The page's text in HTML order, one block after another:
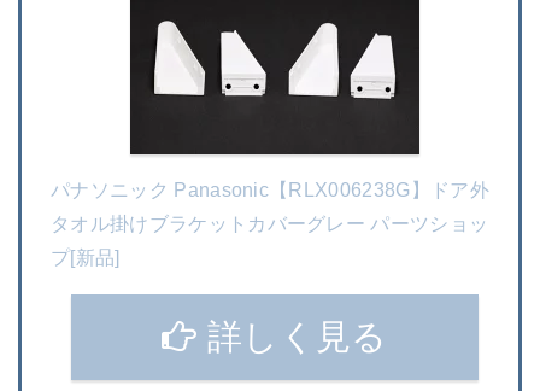
パナソニック Panasonic【RLX006238G】ドア外
タオル掛けブラケットカバーグレー パーツショッ
プ[新品]
詳しく見る